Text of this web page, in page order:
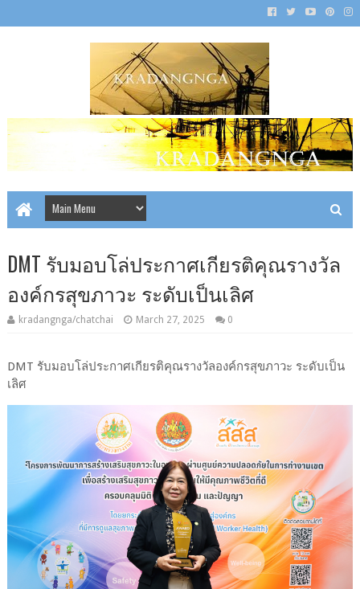
DMT รับมอบโล่ประกาศเกียรติคุณรางวัล
องค์กรสุขภาวะ ระดับเป็นเลิศ
kradangnga/chatchai March 27, 2025 0
DMT รับมอบโล่ประกาศเกียรติคุณรางวัลองค์กรสุขภาวะ ระดับเป็น
เลิศ